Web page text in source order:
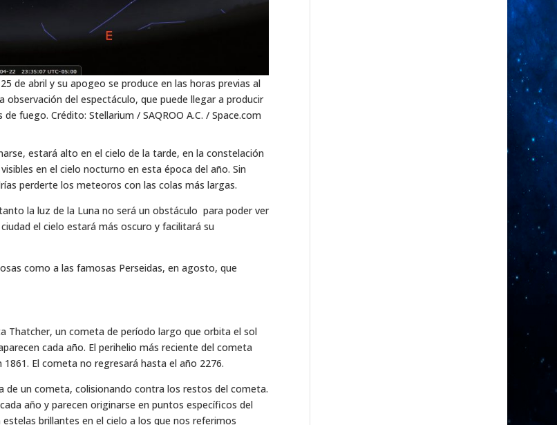
de abril y su apogeo se produce en las horas previas al
observación del espectáculo, que puede llegar a producir
fuego. Crédito: Stellarium / SAQROO A.C. / Space.com
estará alto en el cielo de la tarde, en la constelación
en el cielo nocturno en esta época del año. Sin
perderte los meteoros con las colas más largas.
la luz de la Luna no será un obstáculo para poder ver
el cielo estará más oscuro y facilitará su
como a las famosas Perseidas, en agosto, que
Thatcher, un cometa de período largo que orbita el sol
cada año. El perihelio más reciente del cometa
El cometa no regresará hasta el año 2276.
de un cometa, colisionando contra los restos del cometa.
año y parecen originarse en puntos específicos del
brillantes en el cielo a los que nos referimos